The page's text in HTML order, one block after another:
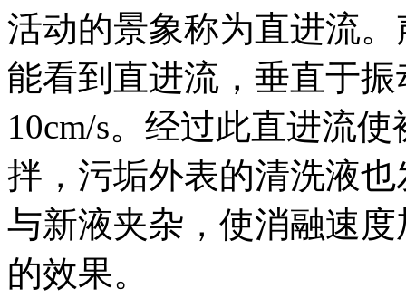
活动的景象称为直进流
能看到直进流，垂直于
10cm/s。经过此直进流
拌，污垢外表的清洗液
与新液夹杂，使消融速
的效果。